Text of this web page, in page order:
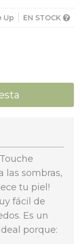
Up EN STOCK
las sombras,
tu piel!
fácil de
Es un
porque: